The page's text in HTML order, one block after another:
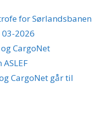
for Sørlandsbanen
2026
CargoNet
CargoNet går til